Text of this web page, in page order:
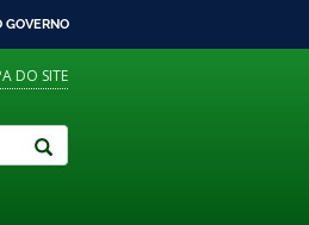
GOVERNO
DO SITE